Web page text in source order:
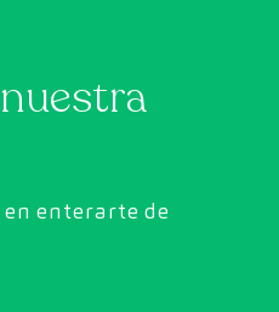
enterarte de